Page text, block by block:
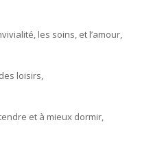
les soins, et l’amour,
loisirs,
et à mieux dormir,